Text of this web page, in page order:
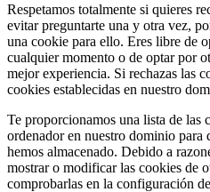
Respetamos totalmente si quieres
evitar preguntarte una y otra vez,
una cookie para ello. Eres libre de
cualquier momento o de optar por
mejor experiencia. Si rechazas las
cookies establecidas en nuestro
Te proporcionamos una lista de las
ordenador en nuestro dominio para
hemos almacenado. Debido a
mostrar o modificar las cookies de
comprobarlas en la configuración